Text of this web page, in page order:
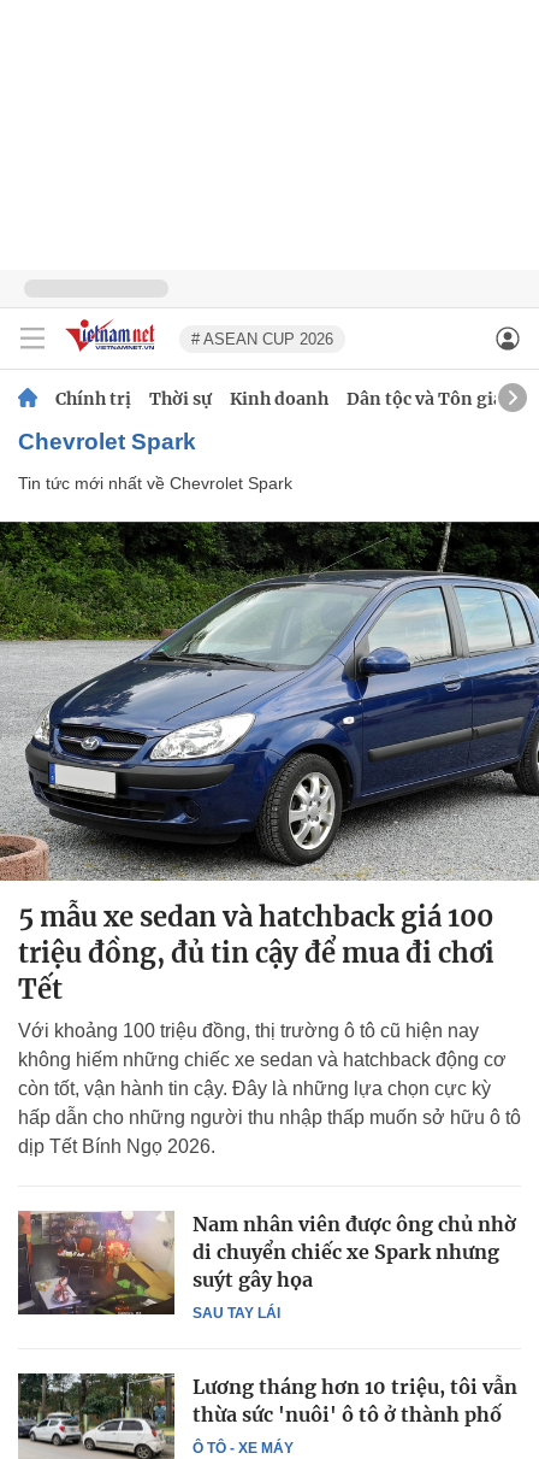
# ASEAN CUP 2026
Chính trị Thời sự Kinh doanh Dân tộc và Tôn giáo
Chevrolet Spark
Tin tức mới nhất về Chevrolet Spark
5 mẫu xe sedan và hatchback giá 100
triệu đồng, đủ tin cậy để mua đi chơi
Tết
Với khoảng 100 triệu đồng, thị trường ô tô cũ hiện nay
không hiếm những chiếc xe sedan và hatchback động cơ
còn tốt, vận hành tin cậy. Đây là những lựa chọn cực kỳ
hấp dẫn cho những người thu nhập thấp muốn sở hữu ô tô
dịp Tết Bính Ngọ 2026.
SAU TAY LÁI
Nam nhân viên được ông chủ nhờ
di chuyển chiếc xe Spark nhưng
suýt gây họa
Ô TÔ - XE MÁY
Lương tháng hơn 10 triệu, tôi vẫn
thừa sức 'nuôi' ô tô ở thành phố